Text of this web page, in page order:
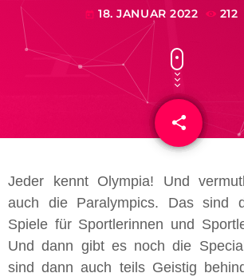
today 18. JANUAR 2022 212
share
email
Jeder kennt Olympia! Und
auch die Paralympics. Das sind
Spiele für Sportlerinnen und
Und dann gibt es noch die
sind dann auch teils Geistig